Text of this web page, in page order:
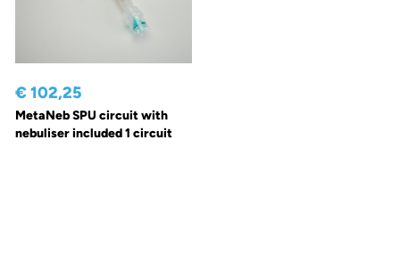
€ 102,25
MetaNeb SPU circuit with
nebuliser included 1 circuit